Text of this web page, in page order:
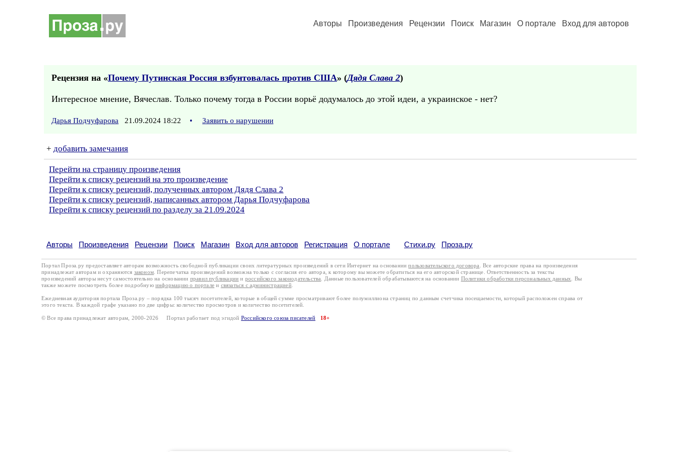
Авторы Произведения Рецензии Поиск Магазин О портале Вход для авторов
Рецензия на «Почему Путинская Россия взбунтовалась против США» (Дядя Слава 2)
Интересное мнение, Вячеслав. Только почему тогда в России ворьё додумалось до этой идеи, а украинское - нет?
Дарья Подчуфарова 21.09.2024 18:22 • Заявить о нарушении
+ добавить замечания
Перейти на страницу произведения
Перейти к списку рецензий на это произведение
Перейти к списку рецензий, полученных автором Дядя Слава 2
Перейти к списку рецензий, написанных автором Дарья Подчуфарова
Перейти к списку рецензий по разделу за 21.09.2024
Авторы Произведения Рецензии Поиск Магазин Вход для авторов Регистрация О портале Стихи.ру Проза.ру
Портал Проза.ру предоставляет авторам возможность свободной публикации своих литературных произведений в сети Интернет на основаниипользовательского договора
. Все авторские права на произведения
принадлежат авторам и охраняются законом . Перепечатка произведений возможна только с согласия его автора, к которому вы можете обратиться на его авторской странице. Ответственность за тексты
произведений авторы несут самостоятельно на основании правил публикации и российского законодательства . Данные пользователей обрабатываются на основании Политики обработки персональных данных
. Вы
также можете посмотреть более подробную информацию о портале и связаться с администрацией.
Ежедневная аудитория портала Проза.ру – порядка 100 тысяч посетителей, которые в общей сумме просматривают более полумиллиона страниц по данным счетчика посещаемости, который расположен справа от
этого текста. В каждой графе указано по две цифры: количество просмотров и количество посетителей.
© Все права принадлежат авторам, 2000-2026 Портал работает под эгидой Российского союза писателей 18+